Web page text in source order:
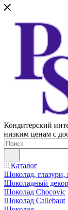
Кондитерский
низким ценам с
Каталог
Шоколад, глазури,
Шоколадный декор
Шоколад Chocovic
Шоколад Callebaut